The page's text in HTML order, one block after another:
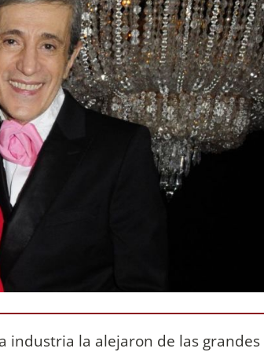
industria la alejaron de las grandes